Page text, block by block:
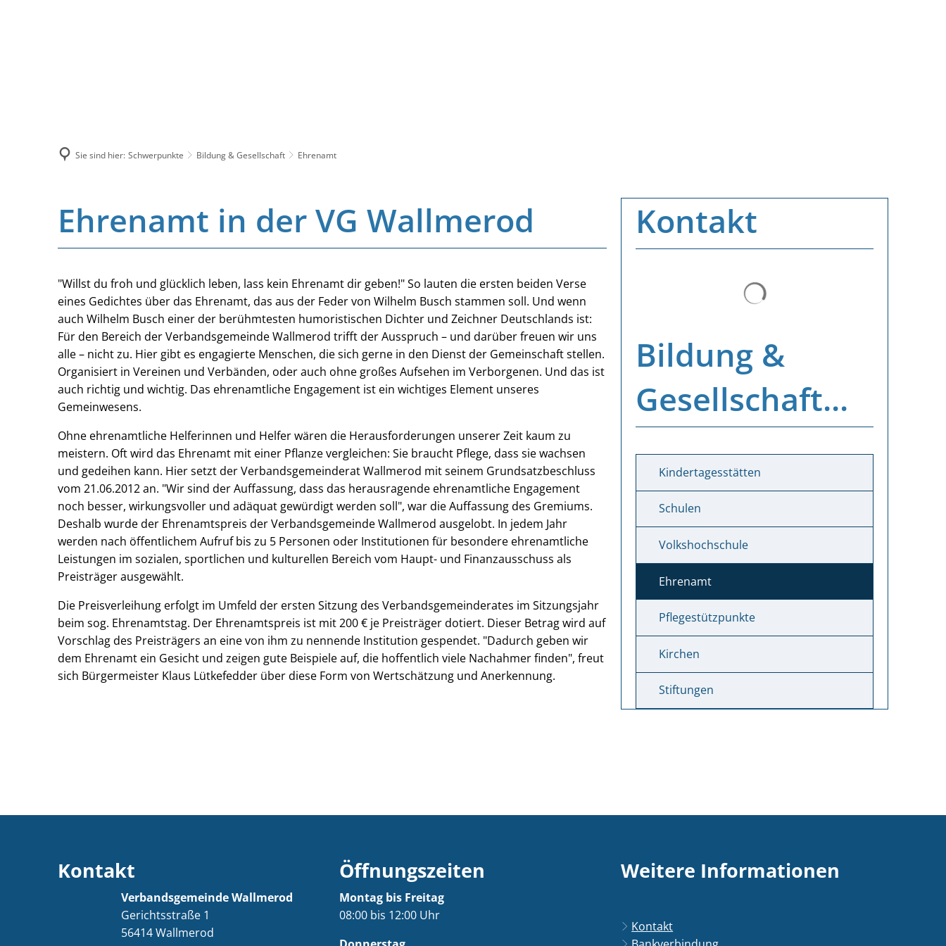
Sie sind hier: Schwerpunkte Bildung & Gesellschaft Ehrenamt
Ehrenamt in der VG Wallmerod
"Willst du froh und glücklich leben, lass kein Ehrenamt dir geben!" So lauten die ersten beiden Verse
eines Gedichtes über das Ehrenamt, das aus der Feder von Wilhelm Busch stammen soll. Und wenn
auch Wilhelm Busch einer der berühmtesten humoristischen Dichter und Zeichner Deutschlands ist:
Für den Bereich der Verbandsgemeinde Wallmerod trifft der Ausspruch – und darüber freuen wir uns
alle – nicht zu. Hier gibt es engagierte Menschen, die sich gerne in den Dienst der Gemeinschaft stellen.
Organisiert in Vereinen und Verbänden, oder auch ohne großes Aufsehen im Verborgenen. Und das ist
auch richtig und wichtig. Das ehrenamtliche Engagement ist ein wichtiges Element unseres
Gemeinwesens.
Ohne ehrenamtliche Helferinnen und Helfer wären die Herausforderungen unserer Zeit kaum zu
meistern. Oft wird das Ehrenamt mit einer Pflanze vergleichen: Sie braucht Pflege, dass sie wachsen
und gedeihen kann. Hier setzt der Verbandsgemeinderat Wallmerod mit seinem Grundsatzbeschluss
vom 21.06.2012 an. "Wir sind der Auffassung, dass das herausragende ehrenamtliche Engagement
noch besser, wirkungsvoller und adäquat gewürdigt werden soll", war die Auffassung des Gremiums.
Deshalb wurde der Ehrenamtspreis der Verbandsgemeinde Wallmerod ausgelobt. In jedem Jahr
werden nach öffentlichem Aufruf bis zu 5 Personen oder Institutionen für besondere ehrenamtliche
Leistungen im sozialen, sportlichen und kulturellen Bereich vom Haupt- und Finanzausschuss als
Preisträger ausgewählt.
Die Preisverleihung erfolgt im Umfeld der ersten Sitzung des Verbandsgemeinderates im Sitzungsjahr
beim sog. Ehrenamtstag. Der Ehrenamtspreis ist mit 200 € je Preisträger dotiert. Dieser Betrag wird auf
Vorschlag des Preisträgers an eine von ihm zu nennende Institution gespendet. "Dadurch geben wir
dem Ehrenamt ein Gesicht und zeigen gute Beispiele auf, die hoffentlich viele Nachahmer finden", freut
sich Bürgermeister Klaus Lütkefedder über diese Form von Wertschätzung und Anerkennung.
Kontakt
Bildung &
Gesellschaft...
Kindertagesstätten
Schulen
Volkshochschule
Ehrenamt
Pflegestützpunkte
Kirchen
Stiftungen
Kontakt
Verbandsgemeinde Wallmerod
Gerichtsstraße 1
56414Wallmerod
Öffnungszeiten
Montag bis Freitag
08:00 bis 12:00 Uhr
Weitere Informationen
Kontakt